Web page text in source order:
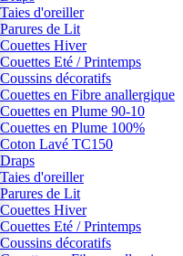
Taies d'oreiller
Parures de Lit
Couettes Hiver
Couettes Eté / Printemps
Coussins décoratifs
Couettes en Fibre anallergique
Couettes en Plume 90-10
Couettes en Plume 100%
Coton Lavé TC150
Draps
Taies d'oreiller
Parures de Lit
Couettes Hiver
Couettes Eté / Printemps
Coussins décoratifs